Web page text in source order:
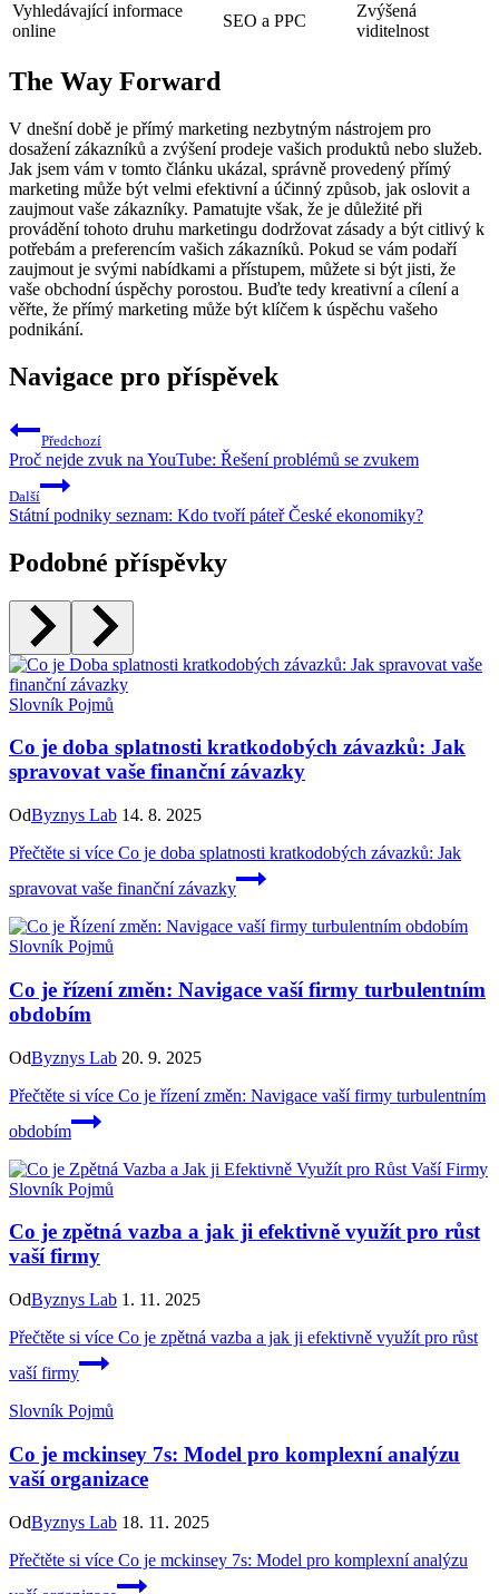
Vyhledávající informace
online
SEO a PPC
Zvýšená
viditelnost
The Way Forward
V dnešní době je přímý marketing nezbytným nástrojem pro
dosažení zákazníků a zvýšení prodeje vašich produktů nebo služeb.
Jak jsem vám v tomto článku ukázal, správně provedený přímý
marketing může být velmi efektivní a účinný způsob, jak oslovit a
zaujmout vaše zákazníky. Pamatujte však, že je důležité při
provádění tohoto druhu marketingu dodržovat zásady a být citlivý k
potřebám a preferencím vašich zákazníků. Pokud se vám podaří
zaujmout je svými nabídkami a přístupem, můžete si být jisti, že
vaše obchodní úspěchy porostou. Buďte tedy kreativní a cílení a
věřte, že přímý marketing může být klíčem k úspěchu vašeho
podnikání.
Navigace pro příspěvek
Předchozí
Proč nejde zvuk na YouTube: Řešení problémů se zvukem
Další
Státní podniky seznam: Kdo tvoří páteř České ekonomiky?
Podobné příspěvky
Slovník Pojmů
Co je doba splatnosti kratkodobých závazků: Jak
spravovat vaše finanční závazky
OdByznys Lab 14. 8. 2025
Přečtěte si více Co je doba splatnosti kratkodobých závazků: Jak
spravovat vaše finanční závazky
Slovník Pojmů
Co je řízení změn: Navigace vaší firmy turbulentním
obdobím
OdByznys Lab 20. 9. 2025
Přečtěte si více Co je řízení změn: Navigace vaší firmy turbulentním
obdobím
Slovník Pojmů
Co je zpětná vazba a jak ji efektivně využít pro růst
vaší firmy
OdByznys Lab 1. 11. 2025
Přečtěte si více Co je zpětná vazba a jak ji efektivně využít pro růst
vaší firmy
Slovník Pojmů
Co je mckinsey 7s: Model pro komplexní analýzu
vaší organizace
OdByznys Lab 18. 11. 2025
Přečtěte si více Co je mckinsey 7s: Model pro komplexní analýzu